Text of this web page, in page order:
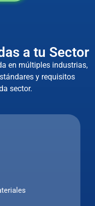
a tu Sector
en múltiples industrias,
y requisitos
sector.